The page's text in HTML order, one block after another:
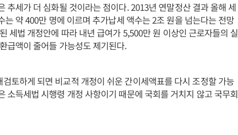
추세가 더 심화될 것이라는 점이다. 2013년 연말정산 결과 올해 세
는 약 400만 명에 이르며 추가납세 액수는 2조 원을 넘는다는 전망
세법 개정안에 따라 내년 급여가 5,500만 원 이상인 근로자들의 실
급액이 줄어들 가능성도 제기된다.
토하게 되면 비교적 개정이 쉬운 간이세액표를 다시 조정할 가능
소득세법 시행령 개정 사항이기 때문에 국회를 거치지 않고 국무회